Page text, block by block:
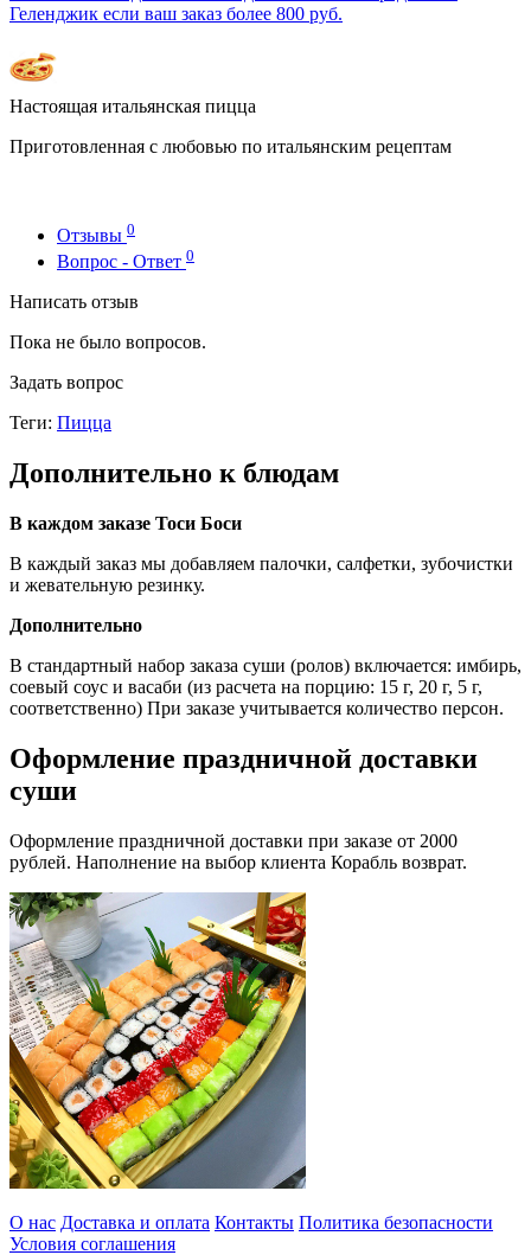
Геленджик если ваш заказ более 800 руб.
Настоящая итальянская пицца
Приготовленная с любовью по итальянским рецептам
Отзывы 0
Вопрос - Ответ 0
Написать отзыв
Пока не было вопросов.
Задать вопрос
Теги: Пицца
Дополнительно к блюдам
В каждом заказе Тоси Боси
В каждый заказ мы добавляем палочки, салфетки, зубочистки
и жевательную резинку.
Дополнительно
В стандартный набор заказа суши (ролов) включается: имбирь,
соевый соус и васаби (из расчета на порцию: 15 г, 20 г, 5 г,
соответственно) При заказе учитывается количество персон.
Оформление праздничной доставки
суши
Оформление праздничной доставки при заказе от 2000
рублей. Наполнение на выбор клиента Корабль возврат.
О нас Доставка и оплата Контакты Политика безопасности
Условия соглашения